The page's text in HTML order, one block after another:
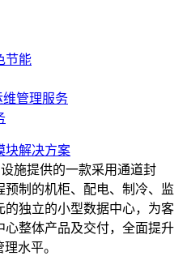
节能
管理服务
块解决方案
施提供的一款采用通道封
预制的机柜、配电、制冷、监
的独立的小型数据中心，为客
心整体产品及交付，全面提升
水平。